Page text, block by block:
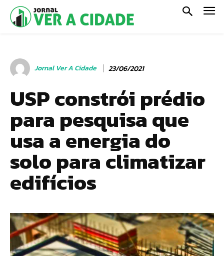
Jornal Ver A Cidade 23/06/2021
USP constrói prédio
para pesquisa que
usa a energia do
solo para climatizar
edifícios